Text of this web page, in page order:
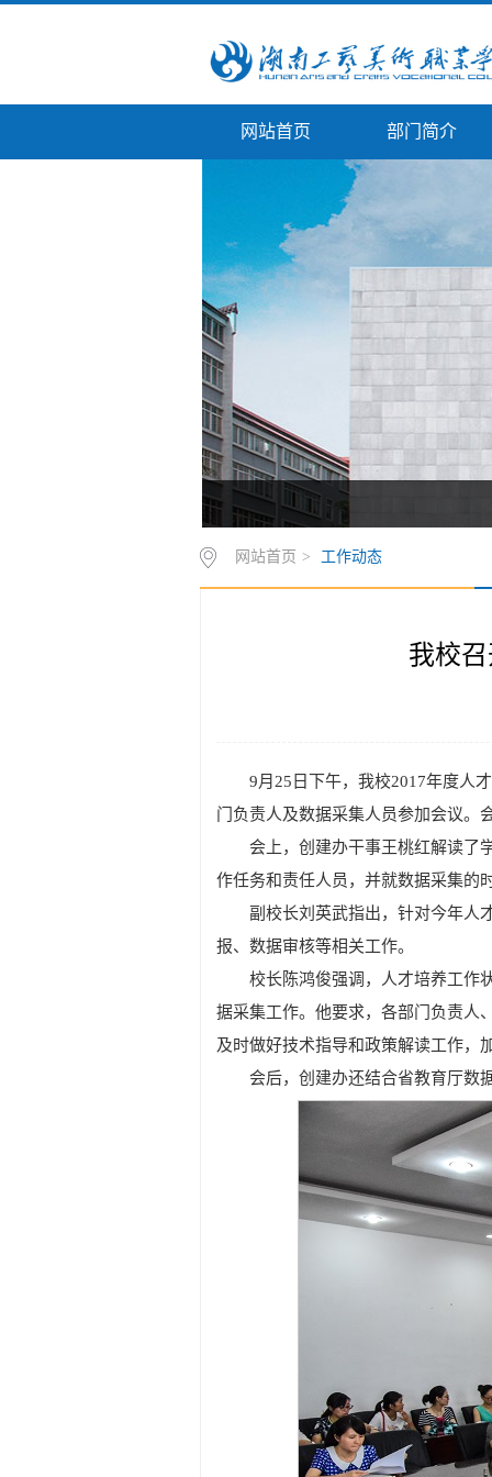
网站首页 部门简介
网站首页 > 工作动态
我校
9月25日下午，我校2017年度人
门负责人及数据采集人员参加会议。
会上，创建办干事王桃红解读了
作任务和责任人员，并就数据采集的
副校长刘英武指出，针对今年人
报、数据审核等相关工作。
校长陈鸿俊强调，人才培养工作
据采集工作。他要求，各部门负责人
及时做好技术指导和政策解读工作，
会后，创建办还结合省教育厅数